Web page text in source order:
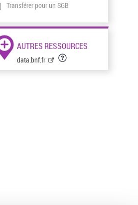
Transférer pour un SGB
AUTRES RESSOURCES
data.bnf.fr